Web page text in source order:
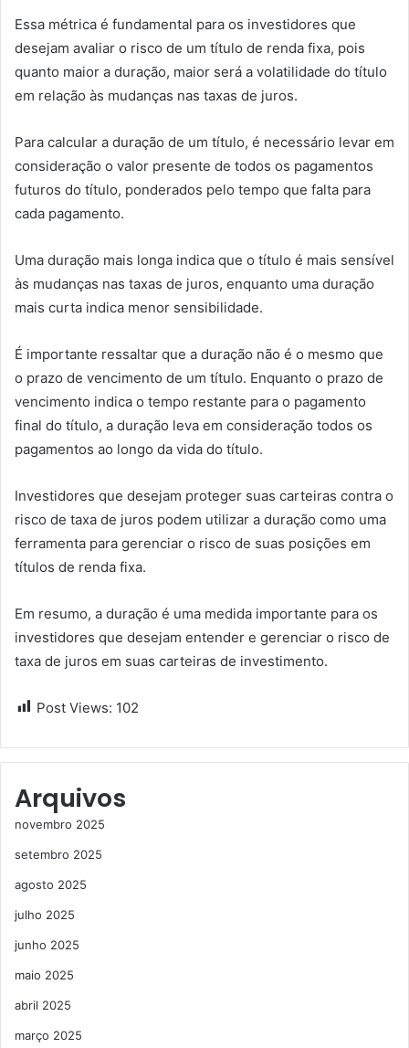
Essa métrica é fundamental para os investidores que
desejam avaliar o risco de um título de renda fixa, pois
quanto maior a duração, maior será a volatilidade do título
em relação às mudanças nas taxas de juros.
Para calcular a duração de um título, é necessário levar em
consideração o valor presente de todos os pagamentos
futuros do título, ponderados pelo tempo que falta para
cada pagamento.
Uma duração mais longa indica que o título é mais sensível
às mudanças nas taxas de juros, enquanto uma duração
mais curta indica menor sensibilidade.
É importante ressaltar que a duração não é o mesmo que
o prazo de vencimento de um título. Enquanto o prazo de
vencimento indica o tempo restante para o pagamento
final do título, a duração leva em consideração todos os
pagamentos ao longo da vida do título.
Investidores que desejam proteger suas carteiras contra o
risco de taxa de juros podem utilizar a duração como uma
ferramenta para gerenciar o risco de suas posições em
títulos de renda fixa.
Em resumo, a duração é uma medida importante para os
investidores que desejam entender e gerenciar o risco de
taxa de juros em suas carteiras de investimento.
Post Views: 102
Arquivos
novembro 2025
setembro 2025
agosto 2025
julho 2025
junho 2025
maio 2025
abril 2025
março 2025